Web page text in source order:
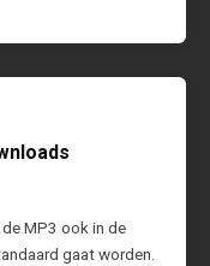
MP3 ook in de
gaat worden.